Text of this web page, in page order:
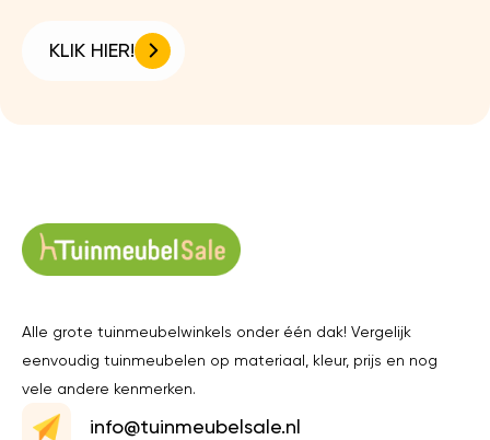
KLIK HIER!
Alle grote tuinmeubelwinkels onder één dak! Vergelijk
eenvoudig tuinmeubelen op materiaal, kleur, prijs en nog
vele andere kenmerken.
info@tuinmeubelsale.nl